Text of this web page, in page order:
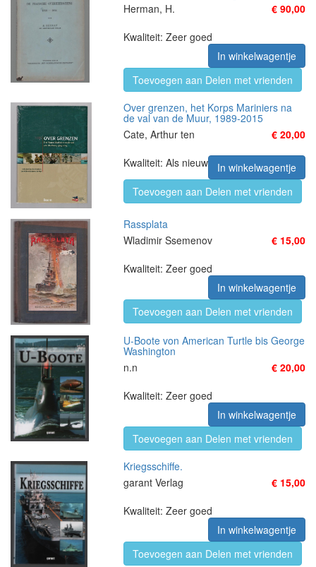
Herman, H.
€ 90,00
Kwaliteit: Zeer goed
In winkelwagentje
Toevoegen aan Delen met vrienden
Over grenzen, het Korps Mariniers na
de val van de Muur, 1989-2015
Cate, Arthur ten
€ 20,00
Kwaliteit: Als nieuw
In winkelwagentje
Toevoegen aan Delen met vrienden
Rassplata
Wladimir Ssemenov
€ 15,00
Kwaliteit: Zeer goed
In winkelwagentje
Toevoegen aan Delen met vrienden
U-Boote von American Turtle bis George
Washington
n.n
€ 20,00
Kwaliteit: Zeer goed
In winkelwagentje
Toevoegen aan Delen met vrienden
Kriegsschiffe.
garant Verlag
€ 15,00
Kwaliteit: Zeer goed
In winkelwagentje
Toevoegen aan Delen met vrienden